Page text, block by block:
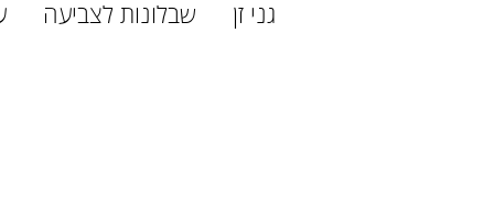
גני זן שבלונות לצביעה